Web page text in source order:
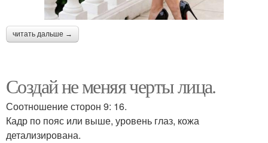
читать дальше →
Создай не меняя черты лица.
Соотношение сторон 9: 16.
Кадр по пояс или выше, уровень глаз, кожа
детализирована.